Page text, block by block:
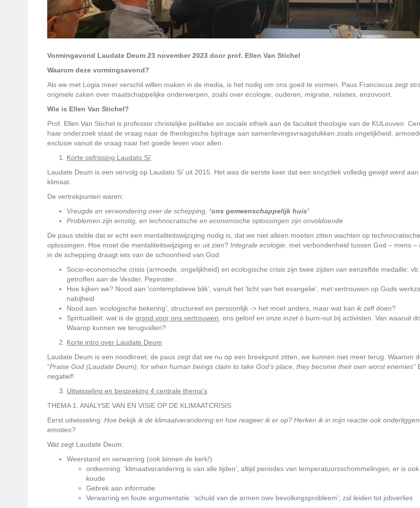
Vormingavond Laudate Deum 23 november 2023 door prof. Ellen Van Stichel
Waarom deze vormingsavond?
Als we met Logia meer verschil willen maken in de media, is het nodig om ons goed te vormen. Paus Franciscus zegt
originele zaken over maatschappelijke onderwerpen, zoals over ecologie, ouderen, migratie, relaties, enzovoort.
Wie is Ellen Van Stichel?
Prof. Ellen Van Stichel is professor christelijke politieke en sociale ethiek aan de faculteit theologie van de KULeuven.
haar onderzoek staat de vraag naar de theologische bijdrage aan samenlevingsvraagstukken zoals ongelijkheid,
exclusie vanuit de vraag naar het goede leven voor allen.
Korte opfrissing Laudato Si’
Laudate Deum is een vervolg op Laudato Si’ uit 2015. Het was de eerste keer dat een encycliek volledig gewijd werd
klimaat.
De vertrekpunten waren:
Vreugde en verwondering over de schepping, ‘ons gemeenschappelijk huis’
Problemen zijn ernstig, en technocratische en economische oplossingen zijn onvoldoende
De paus stelde dat er echt een mentaliteitswijziging nodig is, dat we niet alleen moeten zitten wachten op technocratische
oplossingen. Hoe moet die mentaliteitswijziging er uit zien? Integrale ecologie; met verbondenheid tussen God – mens –
in de schepping draagt iets van de schoonheid van God.
Socio-economische crisis (armoede, ongelijkheid) en ecologische crisis zijn twee zijden van eenzelfde medaille:
getroffen aan de Vesder, Pepinster…
Hoe kijken we? Nood aan ‘contemplatieve blik’, vanuit het ‘licht van het evangelie’, met vertrouwen op Gods
nabijheid
Nood aan ‘ecologische bekering’, structureel en persoonlijk -> het moet anders, maar wat kan ik zelf doen?
Spiritualiteit: wat is de grond voor ons vertrouwen, ons geloof en onze inzet ó burn-out bij activisten. Van waaruit
Waarop kunnen we terugvallen?
Korte intro over Laudate Deum
Laudate Deum is een noodkreet: de paus zegt dat we nu op een breekpunt zitten, we kunnen niet meer terug. Waarom
“Praise God (Laudate Deum), for when human beings claim to take God’s place, they become their own worst enemies”
negatief!
Uitwisseling en bespreking 4 centrale thema’s
THEMA 1. ANALYSE VAN EN VISIE OP DE KLIMAATCRISIS
Eerst uitwisseling: Hoe bekijk ik de klimaatverandering en hoe reageer ik er op? Herken ik in mijn reactie ook
emoties?
Wat zegt Laudate Deum:
Weerstand en verwarring (ook binnen de kerk!)
ontkenning: ‘klimaatverandering is van alle tijden’, altijd periodes van temperatuursschommelingen; er is
koude
Gebrek aan informatie
Verwarring en foute argumentatie: ‘schuld van de armen owv bevolkingsprobleem’; zal leiden tot jobverlies